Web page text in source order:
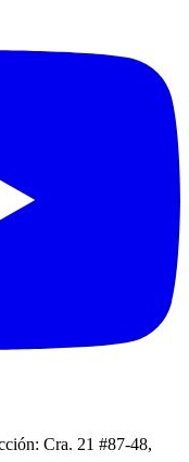
Cra. 21 #87-48,